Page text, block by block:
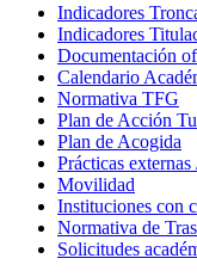
Indicadores
Indicadores
Documentación
Calendario
Normativa TFG
Plan de Acción
Plan de Acogida
Prácticas
Movilidad
Instituciones con
Normativa de
Solicitudes